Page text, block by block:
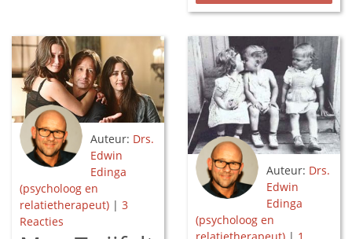
Auteur: Drs.
Edwin
Edinga
(psycholoog en
relatietherapeut) | 3
Reacties
Auteur: Drs.
Edwin
Edinga
(psycholoog en
relatietherapeut) | 1